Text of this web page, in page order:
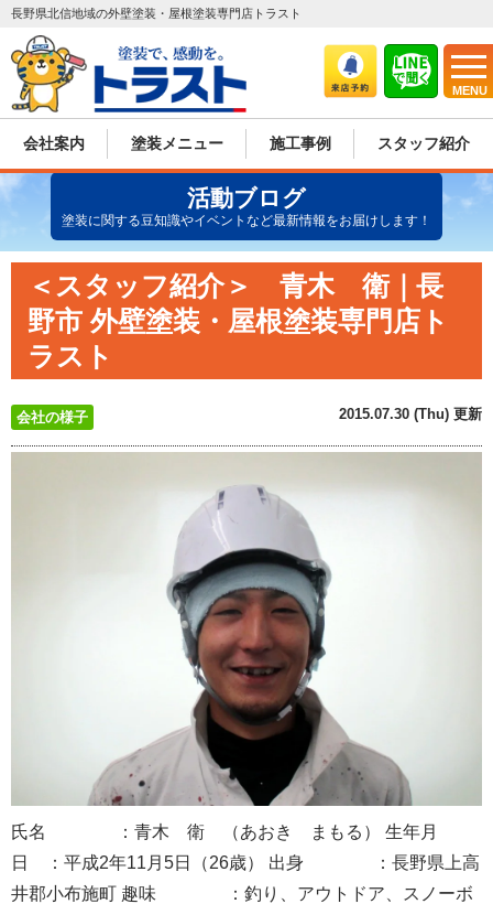
MENU
長野県北信地域の外壁塗装・屋根塗装専門店トラスト
会社案内 塗装メニュー 施工事例 スタッフ紹介
活動ブログ
塗装に関する豆知識やイベントなど最新情報をお届けします！
＜スタッフ紹介＞ 青木 衛｜長
野市 外壁塗装・屋根塗装専門店ト
ラスト
会社の様子 2015.07.30 (Thu) 更新
氏名 ：青木 衛 （あおき まもる） 生年月
日 ：平成2年11月5日（26歳） 出身 ：長野県上高
井郡小布施町 趣味 ：釣り、アウトドア、スノーボ